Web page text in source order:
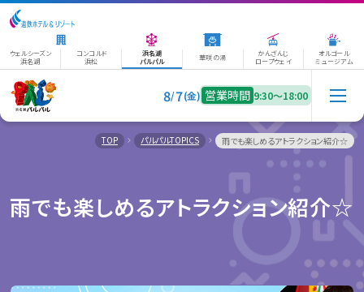
ウェルシーズン
浜名湖
コンコルド
浜松
浜名湖
パルパル
華咲の湯
かんざんじ
ロープウェイ
オルゴール
ミュージアム
8/7(金) 営業時間 9:30〜18:00
TOP パルパルTOPICS 雨でも楽しめるアトラクション紹介☆
雨でも楽しめるアトラクション紹介☆